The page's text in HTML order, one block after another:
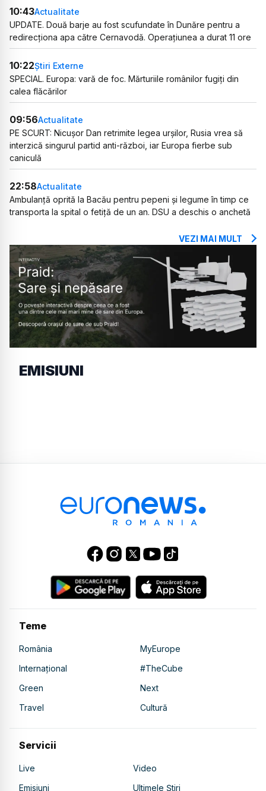
10:43Actualitate
UPDATE. Două barje au fost scufundate în Dunăre pentru a
redirecționa apa către Cernavodă. Operațiunea a durat 11 ore
10:22Știri Externe
SPECIAL. Europa: vară de foc. Mărturiile românilor fugiți din
calea flăcărilor
09:56Actualitate
PE SCURT: Nicușor Dan retrimite legea urșilor, Rusia vrea să
interzică singurul partid anti-război, iar Europa fierbe sub
caniculă
22:58Actualitate
Ambulanță oprită la Bacău pentru pepeni și legume în timp ce
transporta la spital o fetiță de un an. DSU a deschis o anchetă
VEZI MAI MULT
EMISIUNI
Teme
România
MyEurope
Internațional
#TheCube
Green
Next
Travel
Cultură
Servicii
Live
Video
Emisiuni
Ultimele Știri